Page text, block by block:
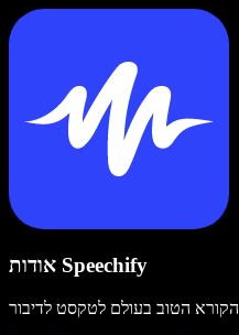
אודות Speechify
הקורא הטוב בעולם לטקסט לדיבור